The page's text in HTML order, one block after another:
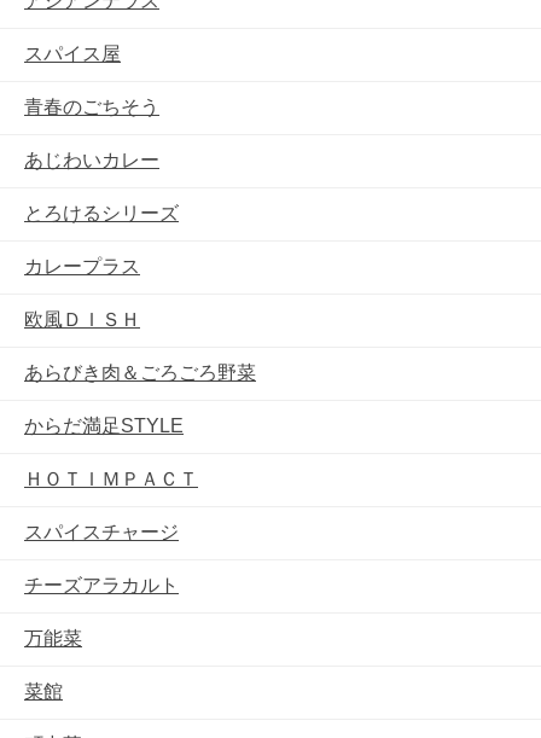
スパイス屋
青春のごちそう
あじわいカレー
とろけるシリーズ
カレープラス
欧風ＤＩＳＨ
あらびき肉＆ごろごろ野菜
からだ満足STYLE
ＨＯＴＩＭＰＡＣＴ
スパイスチャージ
チーズアラカルト
万能菜
菜館